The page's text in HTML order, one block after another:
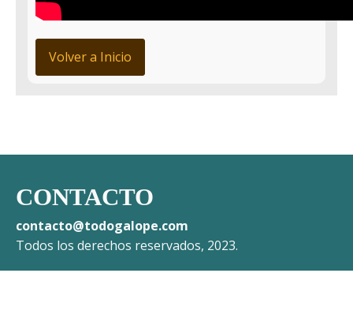
Volver a Inicio
CONTACTO
contacto@todogalope.com
Todos los derechos reservados, 2023.